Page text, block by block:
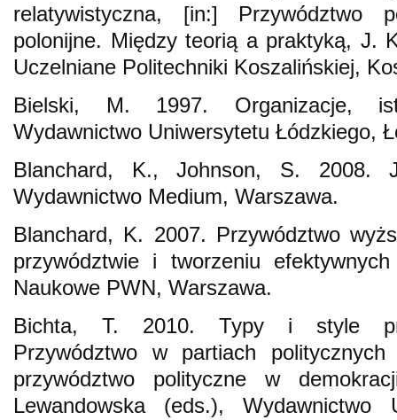
relatywistyczna, [in:] Przywództwo
polonijne. Między teorią a praktyką, J.
Uczelniane Politechniki Koszalińskiej,
Bielski, M. 1997. Organizacje,
Wydawnictwo Uniwersytetu Łódzkiego,
Blanchard, K., Johnson, S. 2008.
Wydawnictwo Medium, Warszawa.
Blanchard, K. 2007. Przywództwo
przywództwie i tworzeniu
Naukowe PWN, Warszawa.
Bichta, T. 2010. Typy i style
Przywództwo w partiach
przywództwo polityczne w
Lewandowska (eds.), Wydawnictwo